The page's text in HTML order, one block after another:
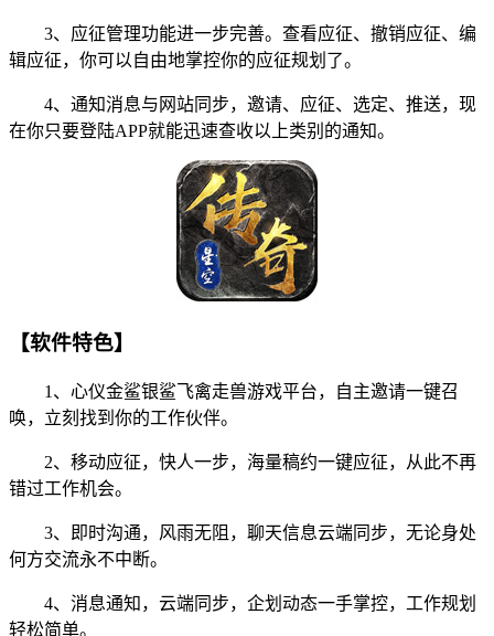
3、应征管理功能进一步完善。查看应征、撤销应征、编
辑应征，你可以自由地掌控你的应征规划了。
4、通知消息与网站同步，邀请、应征、选定、推送，现
在你只要登陆APP就能迅速查收以上类别的通知。
【软件特色】
1、心仪金鲨银鲨飞禽走兽游戏平台，自主邀请一键召
唤，立刻找到你的工作伙伴。
2、移动应征，快人一步，海量稿约一键应征，从此不再
错过工作机会。
3、即时沟通，风雨无阻，聊天信息云端同步，无论身处
何方交流永不中断。
4、消息通知，云端同步，企划动态一手掌控，工作规划
轻松简单。